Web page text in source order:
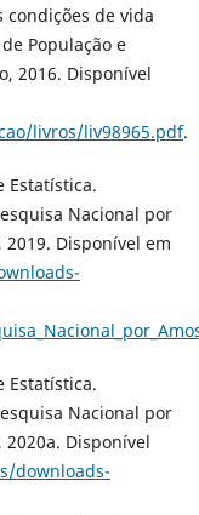
de vida
População e
2016. Disponível
livros/liv98965.pdf.
Estatística.
Nacional por
2019. Disponível em
Estatística.
Nacional por
2020a. Disponível
downloads-